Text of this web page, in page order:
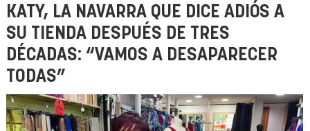
KATY, LA NAVARRA QUE DICE ADIÓS A
SU TIENDA DESPUÉS DE TRES
DÉCADAS: “VAMOS A DESAPARECER
TODAS”